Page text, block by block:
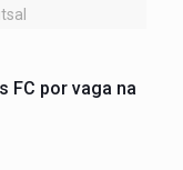
FC por vaga na